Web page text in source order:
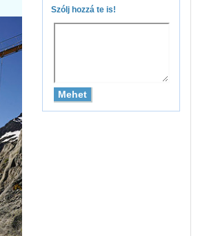
Szólj hozzá te is!